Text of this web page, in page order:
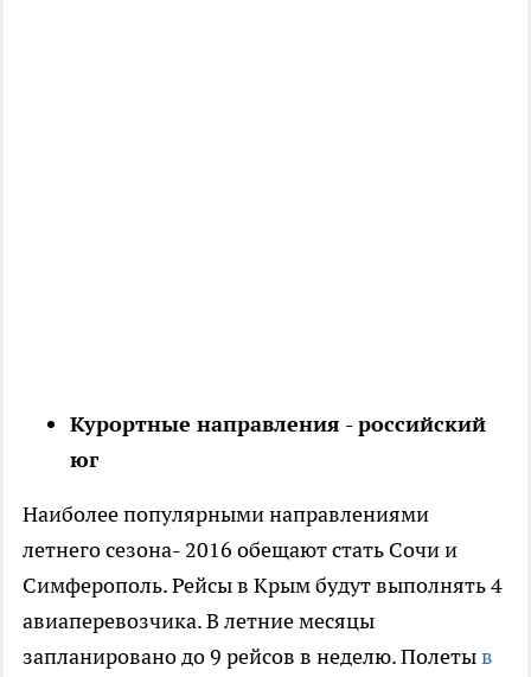
Курортные направления - российский
юг
Наиболее популярными направлениями
летнего сезона- 2016 обещают стать Сочи и
Симферополь. Рейсы в Крым будут выполнять 4
авиаперевозчика. В летние месяцы
запланировано до 9 рейсов в неделю. Полетыв